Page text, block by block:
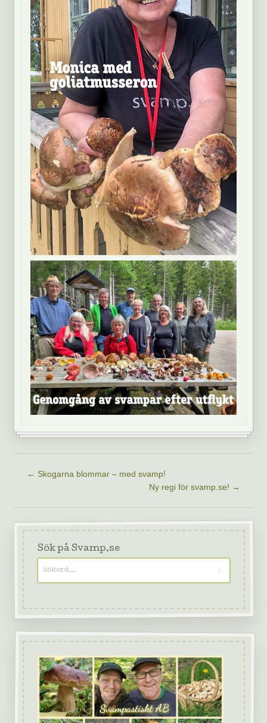
← Skogarna blommar – med svamp!
Ny regi för svamp.se! →
Sök på Svamp.se